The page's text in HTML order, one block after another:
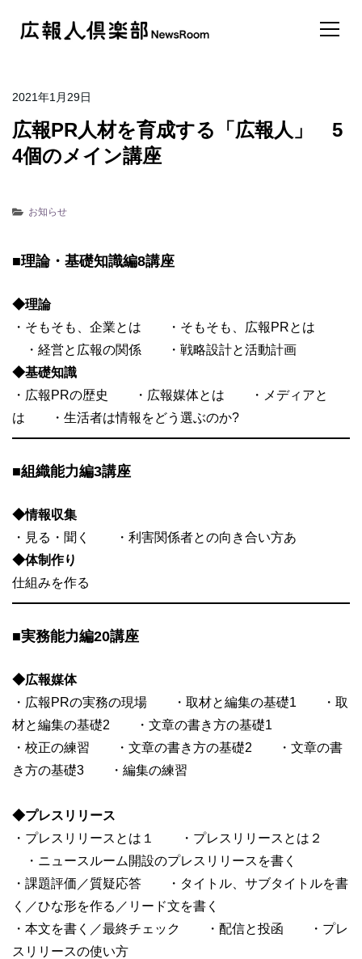
2021年1月29日
広報PR人材を育成する「広報人」 5
4個のメイン講座
お知らせ
■理論・基礎知識編8講座
◆理論
・そもそも、企業とは ・そもそも、広報PRとは
・経営と広報の関係 ・戦略設計と活動計画
◆基礎知識
・広報PRの歴史 ・広報媒体とは ・メディアと
は ・生活者は情報をどう選ぶのか?
■組織能力編3講座
◆情報収集
・見る・聞く ・利害関係者との向き合い方あ
◆体制作り
仕組みを作る
■実務能力編20講座
◆広報媒体
・広報PRの実務の現場 ・取材と編集の基礎1 ・取
材と編集の基礎2 ・文章の書き方の基礎1
・校正の練習 ・文章の書き方の基礎2 ・文章の書
き方の基礎3 ・編集の練習
◆プレスリリース
・プレスリリースとは１ ・プレスリリースとは２
・ニュースルーム開設のプレスリリースを書く
・課題評価／質疑応答 ・タイトル、サブタイトルを書
く／ひな形を作る／リード文を書く
・本文を書く／最終チェック ・配信と投函 ・プレ
スリリースの使い方